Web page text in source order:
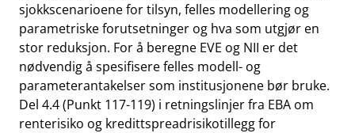
sjokkscenarioene for tilsyn, felles modellering og
parametriske forutsetninger og hva som utgjør en
stor reduksjon. For å beregne EVE og NII er det
nødvendig å spesifisere felles modell- og
parameterantakelser som institusjonene bør bruke.
Del 4.4 (Punkt 117-119) i retningslinjer fra EBA om
renterisiko og kredittspreadrisikotillegg for